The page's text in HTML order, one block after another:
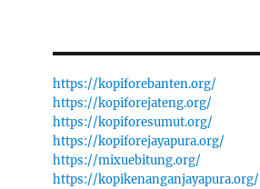
https://kopiforebanten.org/
https://kopiforejateng.org/
https://kopiforesumut.org/
https://kopiforejayapura.org/
https://mixuebitung.org/
https://kopikenanganjayapura.org/